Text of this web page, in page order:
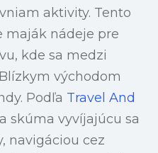
aktivity. Tento
maják nádeje pre
kde sa medzi
východom
Podľa Travel And
skúma vyvíjajúcu sa
navigáciou cez